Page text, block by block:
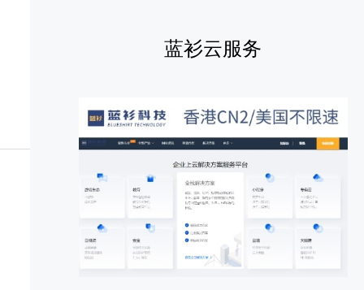
蓝衫云服务